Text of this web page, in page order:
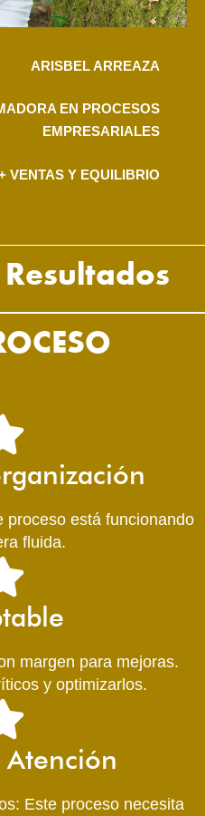
ARISBEL ARREAZA
EN PROCESOS
EMPRESARIALES
VENTAS Y EQUILIBRIO
proceso está funcionando
fluida.
margen para mejoras.
y optimizarlos.
Atención
Este proceso necesita